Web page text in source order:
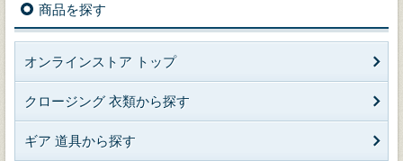
商品を探す
オンラインストア トップ
クロージング 衣類から探す
ギア 道具から探す